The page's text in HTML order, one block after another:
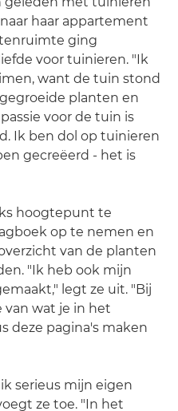
haar appartement
ging
voor tuinieren. "Ik
want de tuin stond
planten en
voor de tuin is
Ik ben dol op tuinieren
gecreëerd - het is
hoogtepunt te
op te nemen en
van de planten
"Ik heb ook mijn
legt ze uit. "Bij
wat je in het
deze pagina's maken
serieus mijn eigen
ze toe. "In het